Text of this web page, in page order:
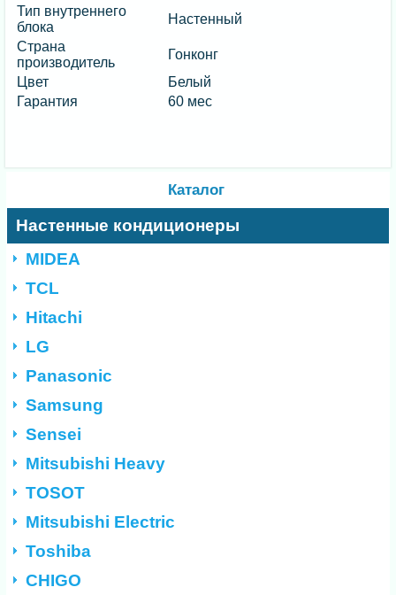
Тип внутреннего
блока
Настенный
Страна
производитель
Гонконг
Цвет
Белый
Гарантия
60 мес
Каталог
Настенные кондиционеры
MIDEA
TCL
Hitachi
LG
Panasonic
Samsung
Sensei
Mitsubishi Heavy
TOSOT
Mitsubishi Electric
Toshiba
CHIGO